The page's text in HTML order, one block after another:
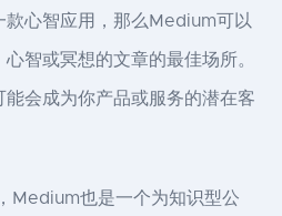
款心智应用，那么Medium可以
智或冥想的文章的最佳场所。
会成为你产品或服务的潜在客
Medium也是一个为知识型公